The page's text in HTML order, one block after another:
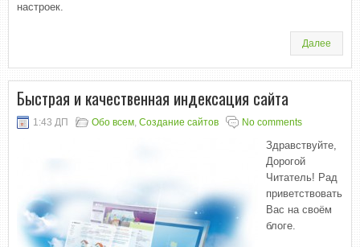
настроек.
Далее
Быстрая и качественная индексация сайта
1:43 ДП Обо всем, Создание сайтов No comments
Здравствуйте,
Дорогой
Читатель! Рад
приветствовать
Вас на своём
блоге.